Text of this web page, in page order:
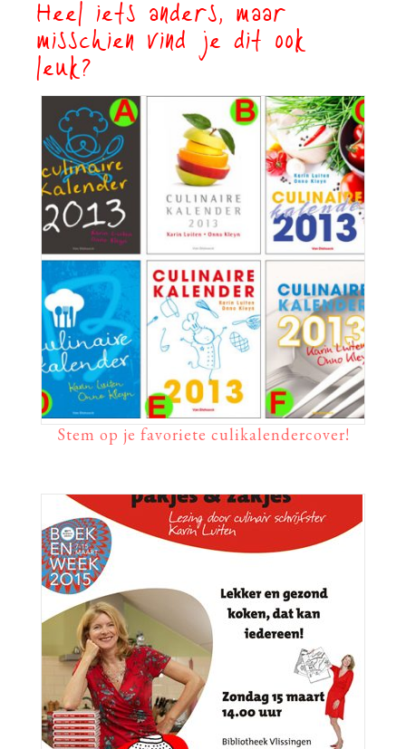
Heel iets anders, maar
misschien vind je dit ook
leuk?
Stem op je favoriete culikalendercover!